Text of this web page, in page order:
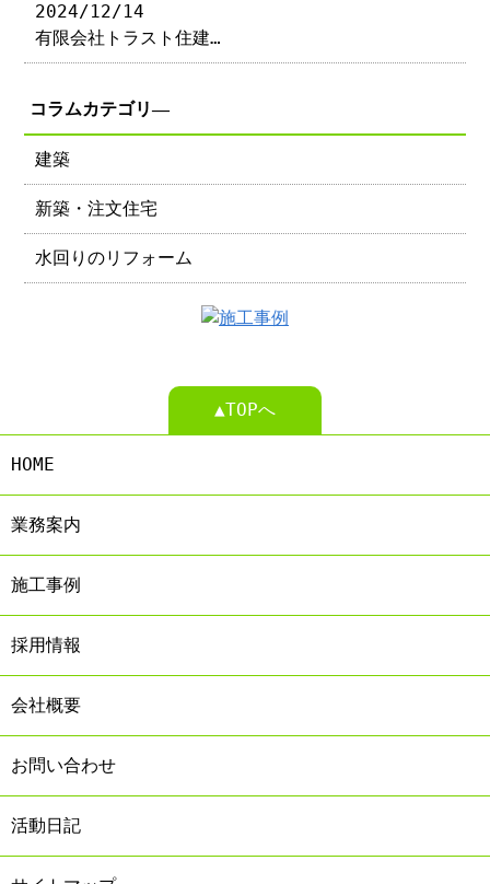
2024/12/14
有限会社トラスト住建…
コラムカテゴリ―
建築
新築・注文住宅
水回りのリフォーム
▲TOPへ
HOME
業務案内
施工事例
採用情報
会社概要
お問い合わせ
活動日記